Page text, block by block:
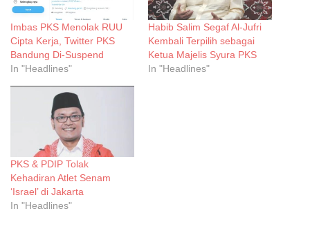
Imbas PKS Menolak RUU
Cipta Kerja, Twitter PKS
Bandung Di-Suspend
In "Headlines"
Habib Salim Segaf Al-Jufri
Kembali Terpilih sebagai
Ketua Majelis Syura PKS
In "Headlines"
PKS & PDIP Tolak
Kehadiran Atlet Senam
‘Israel’ di Jakarta
In "Headlines"